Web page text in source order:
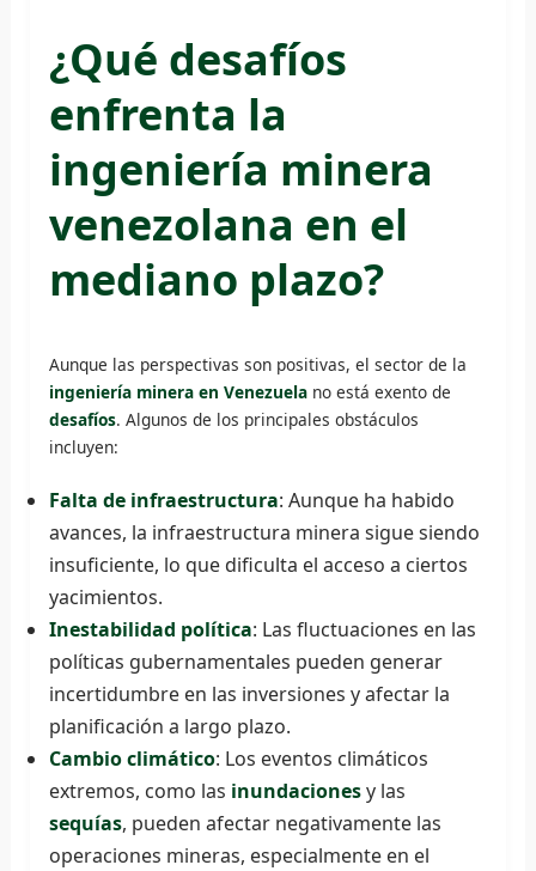
¿Qué desafíos
enfrenta la
ingeniería minera
venezolana en el
mediano plazo?
Aunque las perspectivas son positivas, el sector de la
ingeniería minera en Venezuelano está exento de
desafíos. Algunos de los principales obstáculos
incluyen:
Falta de infraestructura: Aunque ha habido
avances, la infraestructura minera sigue siendo
insuficiente, lo que dificulta el acceso a ciertos
yacimientos.
Inestabilidad política: Las fluctuaciones en las
políticas gubernamentales pueden generar
incertidumbre en las inversiones y afectar la
planificación a largo plazo.
Cambio climático: Los eventos climáticos
extremos, como las inundacionesy las
sequías, pueden afectar negativamente las
operaciones mineras, especialmente en el